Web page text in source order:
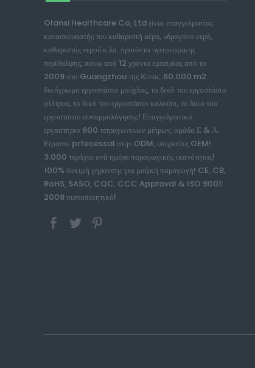
Olansi Healthcare Co, Ltd είναι επαγγελματίας
κατασκευαστής του καθαριστή αέρα, υδρογόνο νερό,
καθαριστής νερού κ.λπ. προϊόντα υγειονομικής
περίθαλψης, πάνω από 12 χρόνια εμπειρίας από το
2009 στο Guangzhou της Κίνας. 60.000 m2
δικόχρωμο εργοστάσιο μούχλας, το δικό του εργοστάσιο
φίλτρου, το δικό του εργοστάσιο καλούπι, το δικό του
εργοστάσιο συναρμολόγησης! Επαγγελματικό
εργαστήριο 600 τετραγωνικών μέτρων, ομάδα Ε & Α.
Είμαστε prfecessal στην ODM, υπηρεσίες OEM!
3.000 τεμάχια ανά ημέρα παραγωγικής ικανότητας!
100% δοκιμή γήρανσης για μαζική παραγωγή! CE, CB,
RoHS, SASO, CQC, CCC Approval & ISO 9001:
2008 πιστοποιητικό!